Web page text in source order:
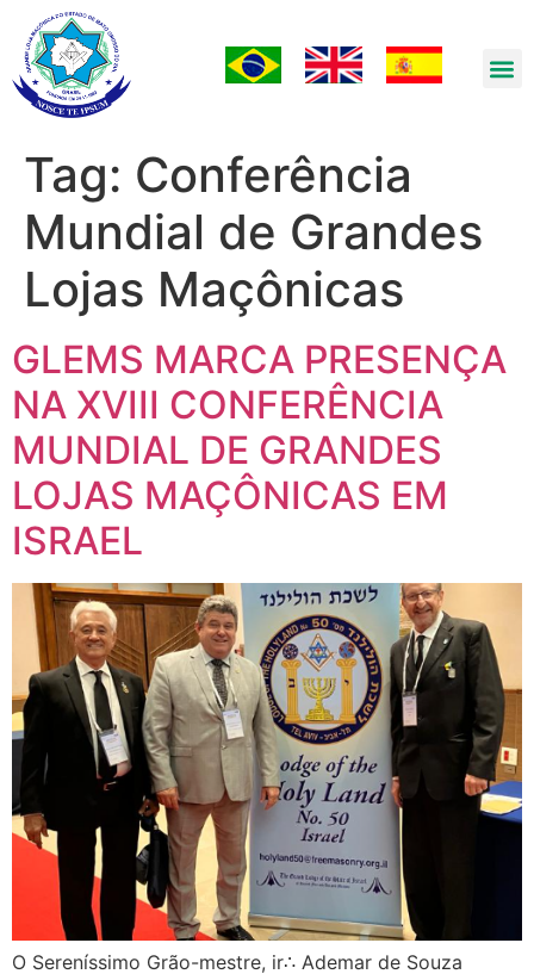
Tag: Conferência
Mundial de Grandes
Lojas Maçônicas
GLEMS MARCA PRESENÇA
NA XVIII CONFERÊNCIA
MUNDIAL DE GRANDES
LOJAS MAÇÔNICAS EM
ISRAEL
O Sereníssimo Grão-mestre, ir∴ Ademar de Souza